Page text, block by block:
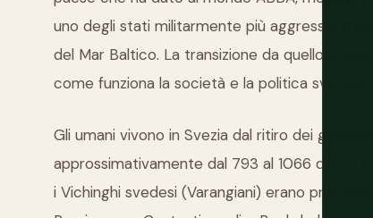
uno degli stati militarmente più aggressivi
del Mar Baltico. La transizione da quello a
come funziona la società e la politica svedese
Gli umani vivono in Svezia dal ritiro dei
approssimativamente dal 793 al 1066 d.C. —
i Vichinghi svedesi (Varangiani) erano